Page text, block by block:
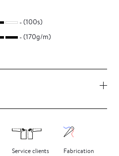
(100s)
(170g/m)
Service clients
Fabrication